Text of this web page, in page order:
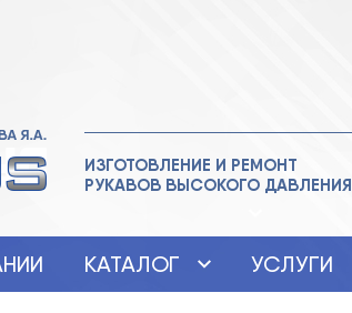
ИЗГОТОВЛЕНИЕ И РЕМОНТ
РУКАВОВ ВЫСОКОГО ДАВЛЕНИЯ
КАТАЛОГ УСЛУГИ